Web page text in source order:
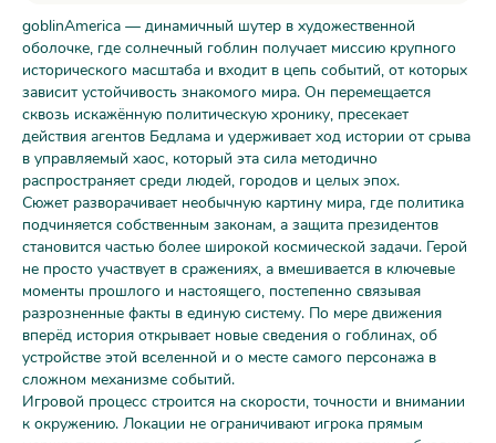
goblinAmerica — динамичный шутер в художественной
оболочке, где солнечный гоблин получает миссию крупного
исторического масштаба и входит в цепь событий, от которых
зависит устойчивость знакомого мира. Он перемещается
сквозь искажённую политическую хронику, пресекает
действия агентов Бедлама и удерживает ход истории от срыва
в управляемый хаос, который эта сила методично
распространяет среди людей, городов и целых эпох.
Сюжет разворачивает необычную картину мира, где политика
подчиняется собственным законам, а защита президентов
становится частью более широкой космической задачи. Герой
не просто участвует в сражениях, а вмешивается в ключевые
моменты прошлого и настоящего, постепенно связывая
разрозненные факты в единую систему. По мере движения
вперёд история открывает новые сведения о гоблинах, об
устройстве этой вселенной и о месте самого персонажа в
сложном механизме событий.
Игровой процесс строится на скорости, точности и внимании
к окружению. Локации не ограничивают игрока прямым